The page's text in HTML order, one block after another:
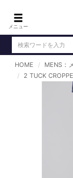
メニュー
ログイン （ 新規会
DENIM : デ
PANTS : パ
TOPS : ト
T-
HOME MENS：
2 TUCK